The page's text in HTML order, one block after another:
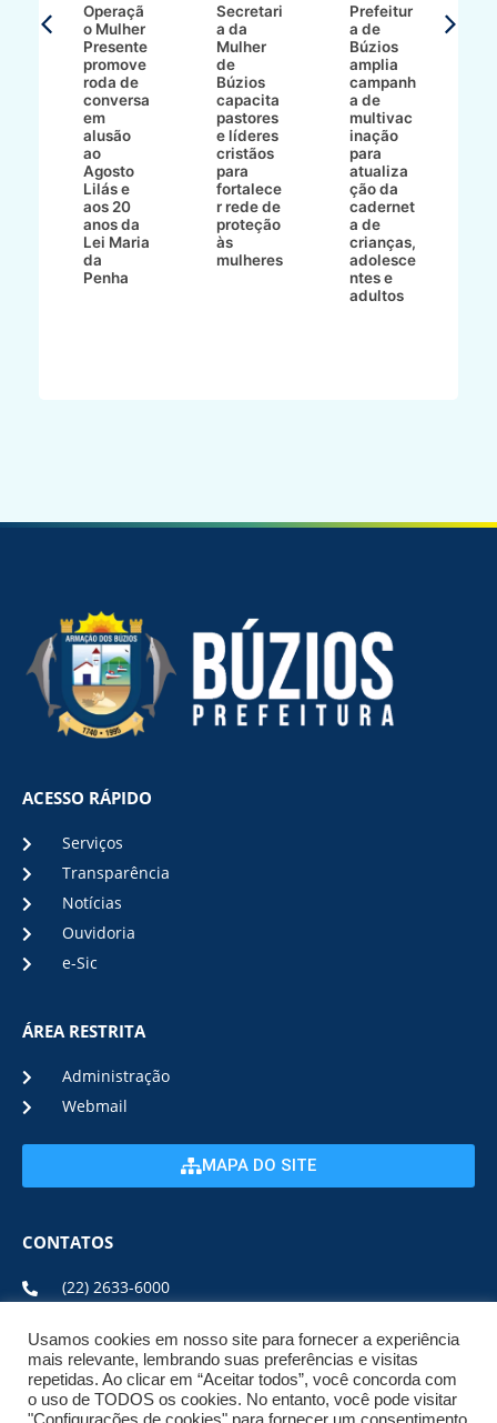
Operaçã
o Mulher
Presente
promove
roda de
conversa
em
alusão
ao
Agosto
Lilás e
aos 20
anos da
Lei Maria
da
Penha
Secretari
a da
Mulher
de
Búzios
capacita
pastores
e líderes
cristãos
para
fortalece
r rede de
proteção
às
mulheres
Prefeitur
a de
Búzios
amplia
campanh
a de
multivac
inação
para
atualiza
ção da
cadernet
a de
crianças,
adolesce
ntes e
adultos
ACESSO RÁPIDO
Serviços
Transparência
Notícias
Ouvidoria
e-Sic
ÁREA RESTRITA
Administração
Webmail
MAPA DO SITE
CONTATOS
(22) 2633-6000
ENDEREÇO E HORÁRIO
ESTRADA DA USINA, Nº 600 CENTRO, CEP: 28950-000
Usamos cookies em nosso site para fornecer a experiência
mais relevante, lembrando suas preferências e visitas
repetidas. Ao clicar em “Aceitar todos”, você concorda com
o uso de TODOS os cookies. No entanto, você pode visitar